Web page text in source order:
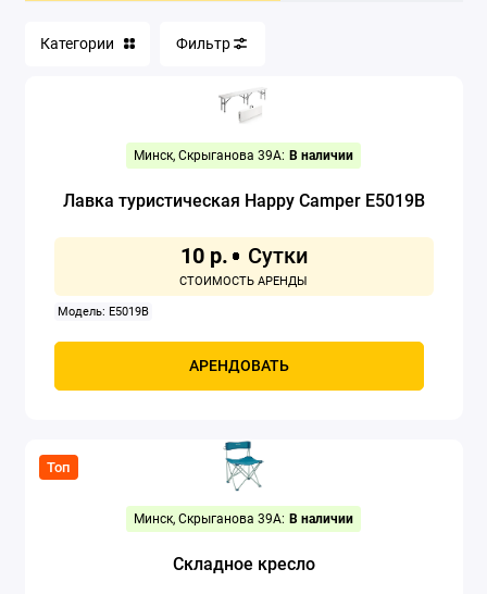
Холодильники автомобильные
Категории Фильтр
Минск, Скрыганова 39А: В наличии
Лавка туристическая Happy Camper E5019B
10 р.
Модель: E5019B
АРЕНДОВАТЬ
Топ
Минск, Скрыганова 39А: В наличии
Складное кресло